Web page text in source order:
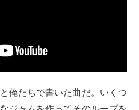
俺たちで書いた曲だ。いくつ